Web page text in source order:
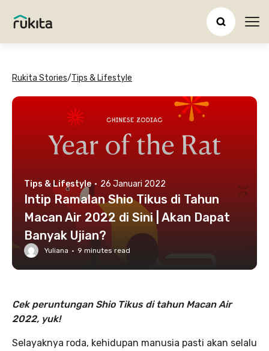
Rukita Stories/Tips & Lifestyle
Tips & Lifestyle · 26 Januari 2022
Intip Ramalan Shio Tikus di Tahun
Macan Air 2022 di Sini | Akan Dapat
Banyak Ujian?
Yuliana · 9 minutes read
Cek peruntungan Shio Tikus di tahun Macan Air
2022, yuk!
Selayaknya roda, kehidupan manusia pasti akan selalu